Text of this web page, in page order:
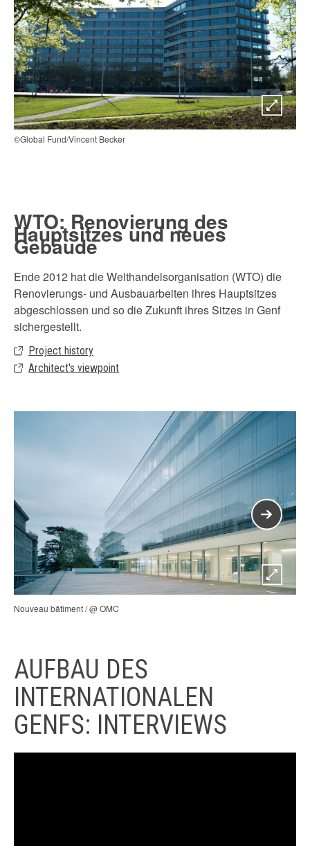
©Global Fund/Vincent Becker
WTO: Renovierung des
Hauptsitzes und neues
Gebäude
Ende 2012 hat die Welthandelsorganisation (WTO) die
Renovierungs- und Ausbauarbeiten ihres Hauptsitzes
abgeschlossen und so die Zukunft ihres Sitzes in Genf
sichergestellt.
Project history
Architect's viewpoint
Nouveau bâtiment / @ OMC
AUFBAU DES
INTERNATIONALEN
GENFS: INTERVIEWS